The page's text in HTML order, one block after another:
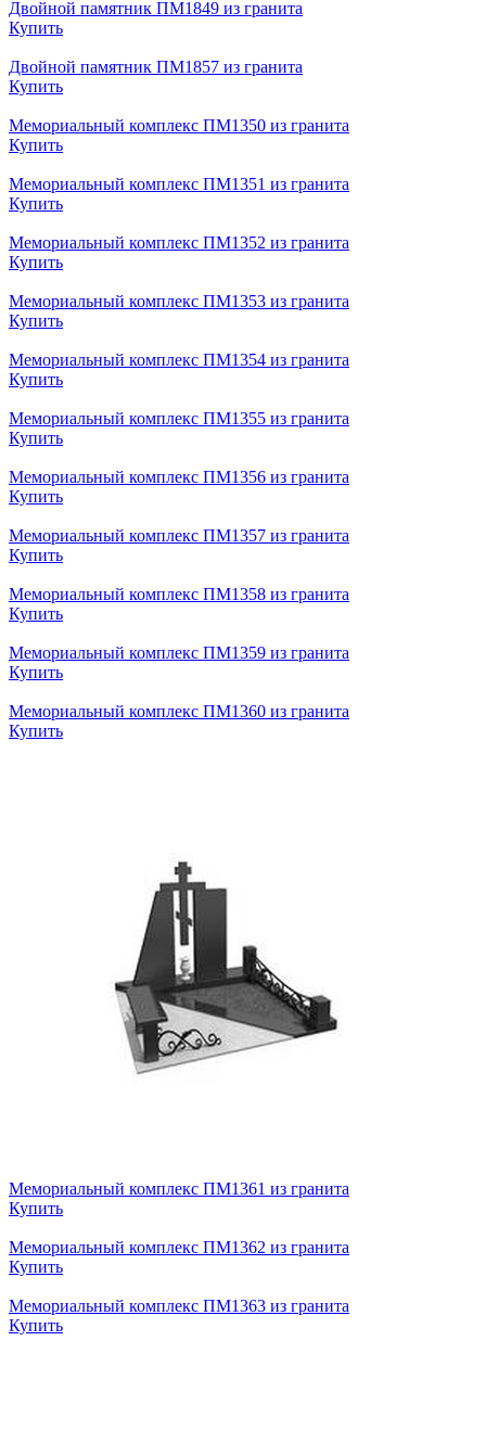
Двойной памятник ПМ1849 из гранита
Купить
Двойной памятник ПМ1857 из гранита
Купить
Мемориальный комплекс ПМ1350 из гранита
Купить
Мемориальный комплекс ПМ1351 из гранита
Купить
Мемориальный комплекс ПМ1352 из гранита
Купить
Мемориальный комплекс ПМ1353 из гранита
Купить
Мемориальный комплекс ПМ1354 из гранита
Купить
Мемориальный комплекс ПМ1355 из гранита
Купить
Мемориальный комплекс ПМ1356 из гранита
Купить
Мемориальный комплекс ПМ1357 из гранита
Купить
Мемориальный комплекс ПМ1358 из гранита
Купить
Мемориальный комплекс ПМ1359 из гранита
Купить
Мемориальный комплекс ПМ1360 из гранита
Купить
Мемориальный комплекс ПМ1361 из гранита
Купить
Мемориальный комплекс ПМ1362 из гранита
Купить
Мемориальный комплекс ПМ1363 из гранита
Купить